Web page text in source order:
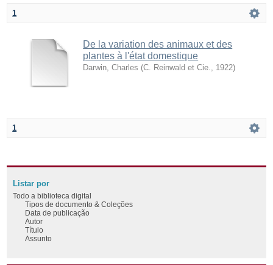
1
De la variation des animaux et des
plantes à l'état domestique
Darwin, Charles (C. Reinwald et Cie. 1922)
1
Listar por
Todo a biblioteca digital
Tipos de documento & Coleções
Data de publicação
Autor
Título
Assunto